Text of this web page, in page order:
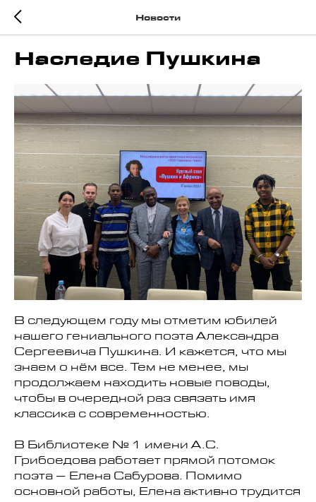
Новости
Наследие Пушкина
В следующем году мы отметим юбилей
нашего гениального поэта Александра
Сергеевича Пушкина. И кажется, что мы
знаем о нём все. Тем не менее, мы
продолжаем находить новые поводы,
чтобы в очередной раз связать имя
классика с современностью.
В Библиотеке № 1 имени А.С.
Грибоедова работает прямой потомок
поэта – Елена Сабурова. Помимо
основной работы, Елена активно трудится